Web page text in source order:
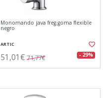
Monomando java freg.goma flexible
negro
ARTIC
51,01€ 71,77€ - 29%